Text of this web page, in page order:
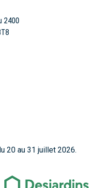
2400
20 au 31 juillet 2026.